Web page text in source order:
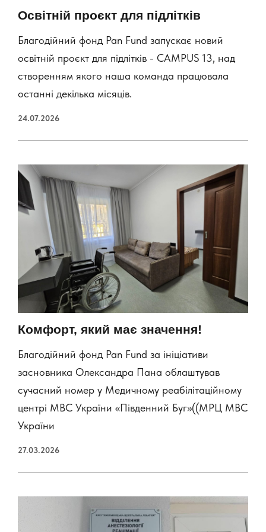
Освітній проєкт для підлітків
Благодійний фонд Pan Fund запускає новий
освітній проєкт для підлітків - CAMPUS 13, над
створенням якого наша команда працювала
останні декілька місяців.
24.07.2026
Комфорт, який має значення!
Благодійний фонд Pan Fund за ініціативи
засновника Олександра Пана облаштував
сучасний номер у Медичному реабілітаційному
центрі МВС України «Південний Буг»((МРЦ МВС
України
27.03.2026